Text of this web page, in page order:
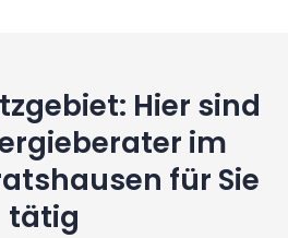
Hier sind
im
für Sie
tätig